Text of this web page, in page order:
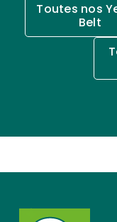
Toutes nos
Belt